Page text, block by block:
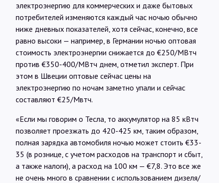
электроэнергию для коммерческих и даже бытовых
потребителей изменяются каждый час ночью обычно
ниже дневных показателей, хотя сейчас, конечно, все
равно высоки — например, в Германии ночью оптовая
стоимость электроэнергии снижается до €250/МВтч
против €350-400/МВтч днем, отметил эксперт. При
этом в Швеции оптовые сейчас цены на
электроэнергию по ночам заметно упали и сейчас
составляют €25/Мвтч.
«Если мы говорим о Тесла, то аккумулятор на 85 кВтч
позволяет проезжать до 420-425 км, таким образом,
полная зарядка автомобиля ночью может стоить €33-
35 (в рознице, с учетом расходов на транспорт и сбыт,
а также налоги), а расход на 100 км — €7,8. Это все же
не очень много в сравнении с использованием дизеля/